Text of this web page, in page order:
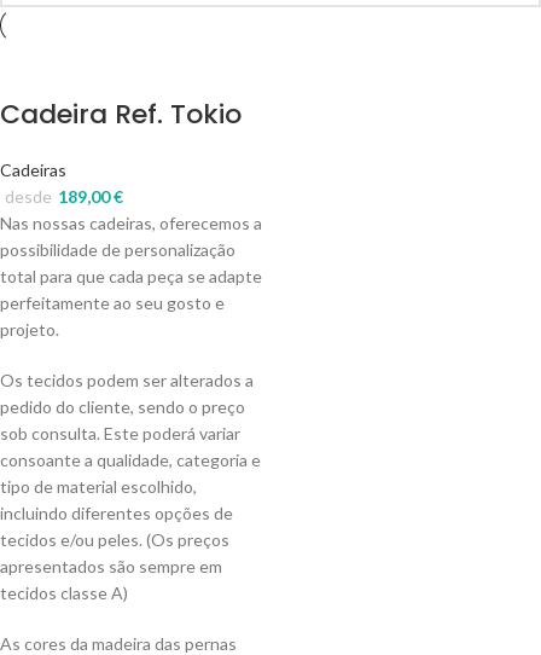
Cadeira Ref. Tokio
Cadeiras
189,00€
desde
Nas nossas cadeiras, oferecemos a
possibilidade de personalização
total para que cada peça se adapte
perfeitamente ao seu gosto e
projeto.
Os tecidos podem ser alterados a
pedido do cliente, sendo o preço
sob consulta. Este poderá variar
consoante a qualidade, categoria e
tipo de material escolhido,
incluindo diferentes opções de
tecidos e/ou peles. (Os preços
apresentados são sempre em
tecidos classe A)
As cores da madeira das pernas